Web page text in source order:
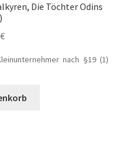
Die Töchter Odins
€
nach §19 (1)